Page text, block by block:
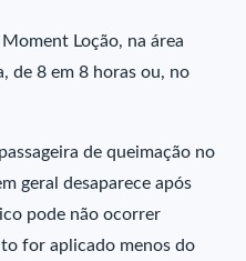
Loção, na área
de 8 em 8 horas ou, no
de queimação no
geral desaparece após
pode não ocorrer
for aplicado menos do